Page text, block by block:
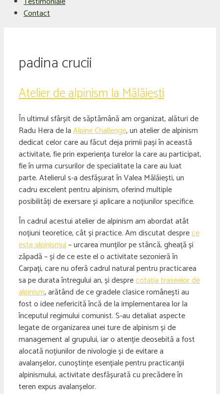
Contact
padina crucii
Atelier de alpinism la Mălăiești
În ultimul sfârșit de săptămână am organizat, alături de
Radu Hera de laAlpine Challenge, un atelier de alpinism
dedicat celor care au făcut deja primii pași în această
activitate, fie prin experiența turelor la care au participat,
fie în urma cursurilor de specialitate la care au luat
parte. Atelierul s-a desfășurat în Valea Mălăiești, un
cadru excelent pentru alpinism, oferind multiple
posibilități de exersare și aplicare a noțiunilor specifice.
În cadrul acestui atelier de alpinism am abordat atât
noțiuni teoretice, cât și practice. Am discutat desprece
este alpinismul– urcarea munților pe stâncă, gheață și
zăpadă – și de ce este el o activitate sezonieră în
Carpați, care nu oferă cadrul natural pentru practicarea
sa pe durata întregului an, și desprecotația traseelor de
alpinism, arătând de ce gradele clasice românești au
fost o idee nefericită încă de la implementarea lor la
începutul regimului comunist. S-au detaliat aspecte
legate de organizarea unei ture de alpinism și de
management al grupului, iar o atenție deosebită a fost
alocată noțiunilor de nivologie și de evitare a
avalanșelor, cunoștințe esențiale pentru practicanții
alpinismului, activitate desfășurată cu precădere în
teren expus avalanșelor.